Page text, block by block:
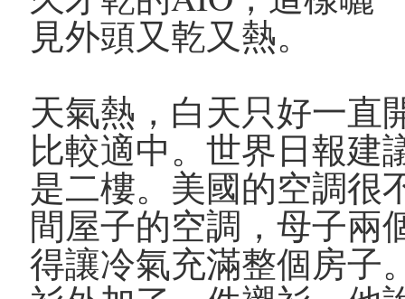
見外頭又乾又熱。
天氣熱，白天只好一直
比較適中。世界日報建
是二樓。美國的空調很
間屋子的空調，母子兩
得讓冷氣充滿整個房子